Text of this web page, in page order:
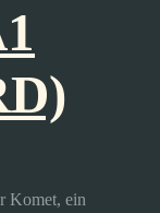
Komet, ein